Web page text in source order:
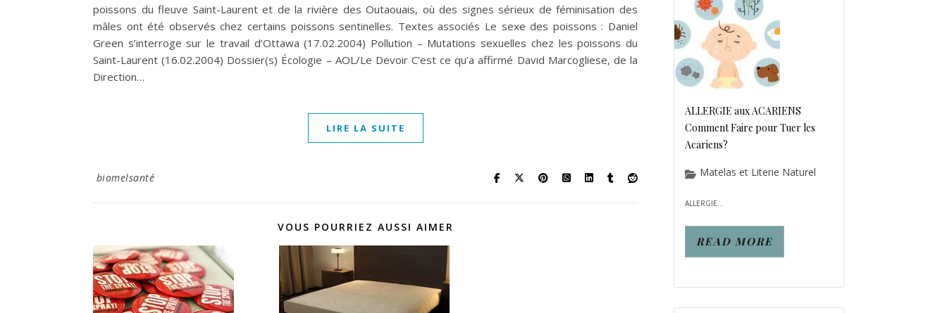
poissons du fleuve Saint-Laurent et de la rivière des Outaouais, où des signes sérieux de féminisation des
mâles ont été observés chez certains poissons sentinelles. Textes associés Le sexe des poissons : Daniel
Green s’interroge sur le travail d’Ottawa (17.02.2004) Pollution – Mutations sexuelles chez les poissons du
Saint-Laurent (16.02.2004) Dossier(s) Écologie – AOL/Le Devoir C’est ce qu’a affirmé David Marcogliese, de la
Direction…
LIRE LA SUITE
biomelsanté
VOUS POURRIEZ AUSSI AIMER
ALLERGIE aux ACARIENS
Comment Faire pour Tuer les
Acariens?
Matelas et Literie Naturel
ALLERGIE...
READ MORE